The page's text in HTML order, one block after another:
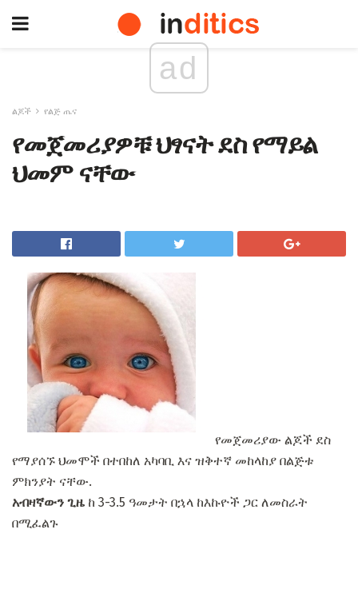
ad
ልጆች የልጅ ጤና
የመጀመሪያዎቹ ህፃናት ደስ የማይል
ህመም ናቸው
የመጀመሪያው ልጆች ደስ
የማያሰኙ ህመሞች በተበከለ አካባቢ እና ዝቅተኛ መከላከያ በልጅቱ
ምክንያት ናቸው.
አብዛኛውን ጊዜ ከ 3-3.5 ዓመታት በኋላ ከእኩዮች ጋር ለመስራት
በሚፈልጉ